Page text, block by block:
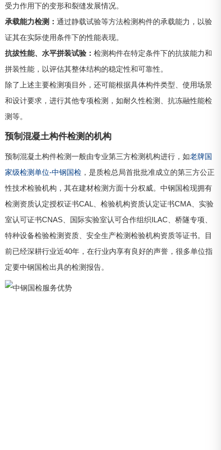
受力作用下的变形和裂缝发展情况。
承载能力检测： 通过静载试验等方法检测构件的承载能力，以验
证其在实际使用条件下的性能表现。
抗拔性能、水平拼装试验： 检测构件在特定条件下的抗拔能力和
拼装性能，以评估其整体结构的稳定性和可靠性。
除了上述主要检测项目外，还可能根据具体构件类型、使用场景
和设计要求，进行其他专项检测，如耐久性检测、抗冻融性能检
测等。
预制混凝土构件检测的机构
预制混凝土构件检测一般由专业第三方检测机构进行，如老牌国
家级检测单位-中钢国检 ，是质检总局首批批准成立的第三方公正
性技术检验机构，其在建材检测方面十分权威。中钢国检现拥有
检测资质认定授权证书CAL、检验机构资质认定证书CMA、实验
室认可证书CNAS、国际实验室认可合作组织ILAC、桥隧专项、
特种设备检验检测资质、安全生产检测检验机构资质等证书。目
前已经深耕行业近40年，在行业内享有良好的声誉，很多单位指
定要中钢国检出具的检测报告。